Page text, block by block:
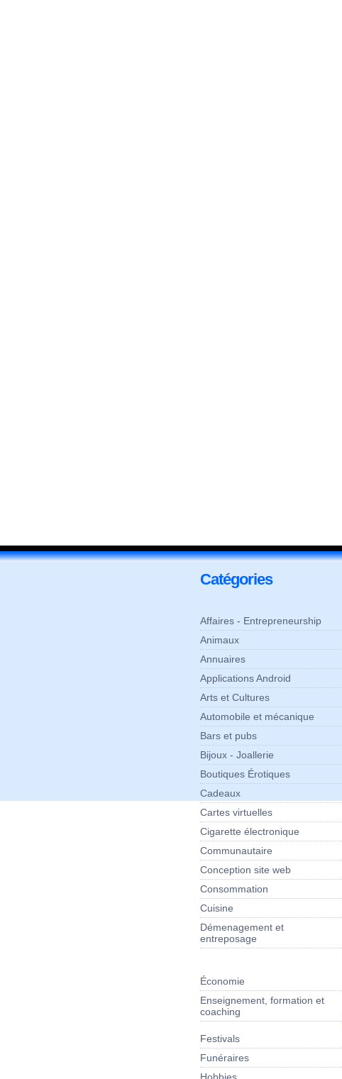
Catégories
Affaires - Entrepreneurship
Animaux
Annuaires
Applications Android
Arts et Cultures
Automobile et mécanique
Bars et pubs
Bijoux - Joallerie
Boutiques Érotiques
Cadeaux
Cartes virtuelles
Cigarette électronique
Communautaire
Conception site web
Consommation
Cuisine
Démenagement et
entreposage
Économie
Enseignement, formation et
coaching
Festivals
Funéraires